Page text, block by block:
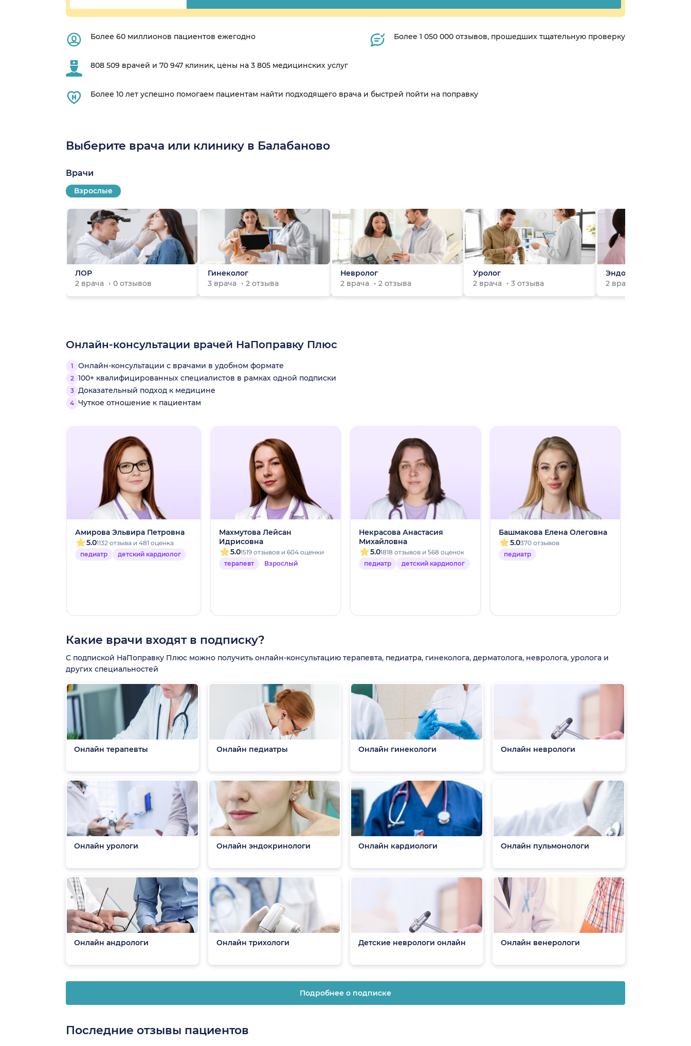
Более 60 миллионов пациентов ежегодно Более 1 050 000 отзывов, прошедших тщательную проверку
808 509 врачей и 70 947 клиник, цены на 3 805 медицинских услуг
Более 10 лет успешно помогаем пациентам найти подходящего врача и быстрей пойти на поправку
Выберите врача или клинику в Балабаново
Врачи
Взрослые
ЛОР
2 врача
0 отзывов
Гинеколог
3 врача
2 отзыва
Невролог
2 врача
2 отзыва
Уролог
2 врача
3 отзыва
Эндокринолог
2 врача
Онлайн-консультации врачей НаПоправку Плюс
Онлайн-консультации с врачами в удобном формате
100+ квалифицированных специалистов в рамках одной подписки
Доказательный подход к медицине
Чуткое отношение к пациентам
Амирова Эльвира Петровна
5.01132 отзыва и 481 оценка
педиатр
детский кардиолог
Махмутова Лейсан
Идрисовна
5.01519 отзывов и 604 оценки
терапевт
Взрослый
Некрасова Анастасия
Михайловна
5.01818 отзывов и 568 оценок
педиатр
детский кардиолог
Башмакова Елена Олеговна
5.0370 отзывов
педиатр
Какие врачи входят в подписку?
С подпиской НаПоправку Плюс можно получить онлайн-консультацию терапевта, педиатра, гинеколога, дерматолога, невролога, уролога и
других специальностей
Онлайн терапевты Онлайн педиатры Онлайн гинекологи Онлайн неврологи
Онлайн урологи Онлайн эндокринологи Онлайн кардиологи Онлайн пульмонологи
Онлайн андрологи Онлайн трихологи Детские неврологи онлайн Онлайн венерологи
Подробнее о подписке
Последние отзывы пациентов